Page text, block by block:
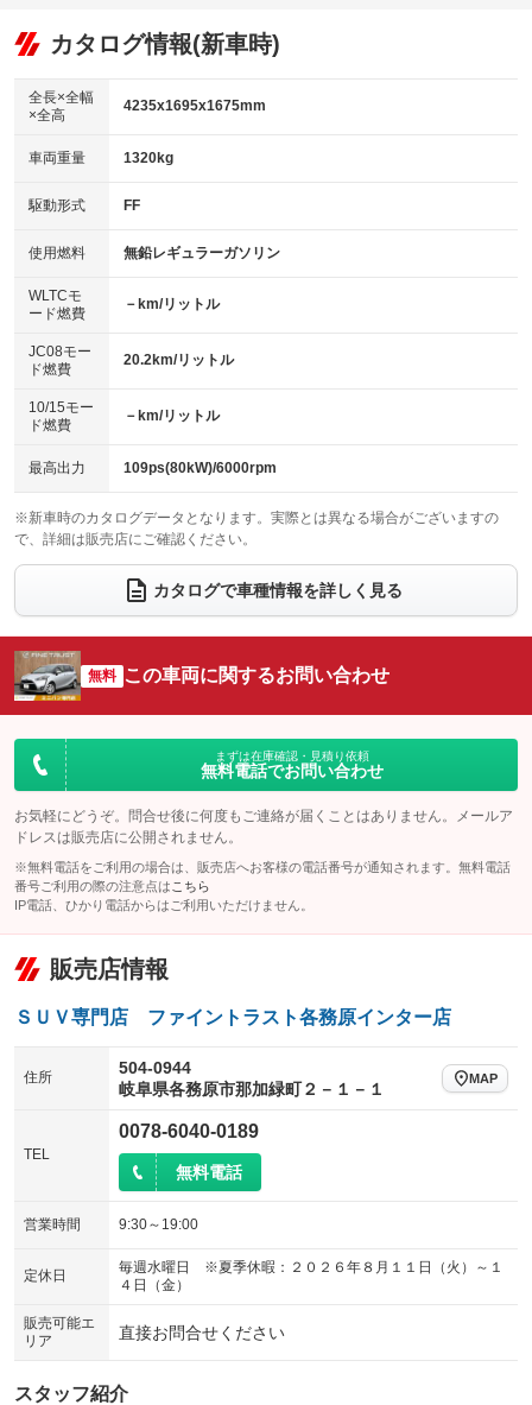
リフトアップ
：装備なし
：装備なし
パワーウィンドウ
アイドリングストップ
：装備あり
USB入力端子
：装備なし
100V電源
：装備なし
センターデフロック
：装備なし
電動格納ミラー
：装備あり
ビジュアル
：装備なし
アルミホイール：15インチ
：装備あり
HID(キセノンライト)
バックカメラ
エアロ
：装備なし
ローダウン
：装備なし
ベンチシート
：装備なし
チップアップシート
：装備なし
電動格納サードシート
：装備なし シートヒーター
：装備なし
ウォークスルー
電動リアゲート フロントカメラ
：装備なし
シートエアコン
：装備なし 全周囲カメラ
：装備なし
サイドカメラ
：装備なし ルーフレール
：装備なし
エアサスペンション ヘッドライトウォッシャー
カタログ情報(新車時)
全長×全幅
×全高
4235x1695x1675mm
車両重量 1320kg
駆動形式 FF
使用燃料 無鉛レギュラーガソリン
WLTCモ
ード燃費
－km/リットル
JC08モー
ド燃費
20.2km/リットル
10/15モー
ド燃費
－km/リットル
最高出力 109ps(80kW)/6000rpm
※新車時のカタログデータとなります。実際とは異なる場合がございますの
で、詳細は販売店にご確認ください。
カタログで車種情報を詳しく見る
無料 この車両に関するお問い合わせ
まずは在庫確認・見積り依頼
無料電話でお問い合わせ
お気軽にどうぞ。問合せ後に何度もご連絡が届くことはありません。メールア
ドレスは販売店に公開されません。
※無料電話をご利用の場合は、販売店へお客様の電話番号が通知されます。無料電話
番号ご利用の際の注意点は こちら
IP電話、ひかり電話からはご利用いただけません。
販売店情報
ＳＵＶ専門店 ファイントラスト各務原インター店
住所
504-0944
岐阜県各務原市那加緑町２－１－１
MAP
TEL
0078-6040-0189
無料電話
営業時間 9:30～19:00
定休日
毎週水曜日 ※夏季休暇：２０２６年８月１１日（火）～１
４日（金）
販売可能エ
リア
直接お問合せください
スタッフ紹介